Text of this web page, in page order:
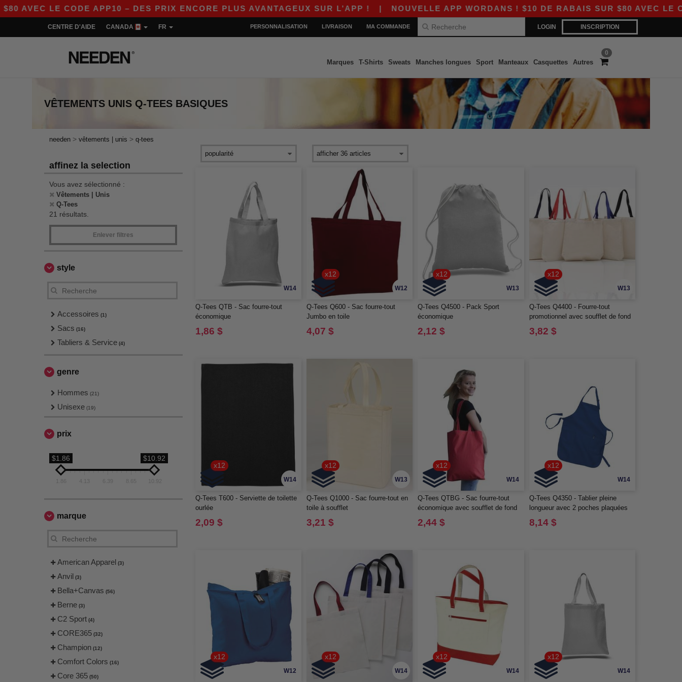
LE CODE APP10 – DES PRIX ENCORE PLUS AVANTAGEUX SUR L’APP !|NOUVELLE APP WORDANS ! $10 DE RABAIS SUR $80 AVEC LE CODE
LOGIN INSCRIPTION
CENTRE D'AIDE CANADA FR PERSONNALISATION LIVRAISON MA COMMANDE
0
Marques T-Shirts Sweats Manches longues Sport Manteaux Casquettes Autres
VÊTEMENTS UNIS Q-TEES BASIQUES
needen > vêtements | unis > q-tees
affinez la selection
Vous avez sélectionné :
Vêtements | Unis
Q-Tees
21 résultats.
Enlever filtres
style
Accessoires (1)
Sacs (16)
Tabliers & Service (4)
genre
Hommes (21)
Unisexe (19)
prix
$1.86 $10.92
4.13 6.39 8.65
marque
American Apparel (3)
Anvil (3)
Bella+Canvas (56)
Berne (3)
C2 Sport (4)
CORE365 (32)
Champion (12)
Comfort Colors (16)
Core 365 (50)
W14
Q-Tees QTB - Sac fourre-tout
économique
1,86 $
W12
x12
Q-Tees Q600 - Sac fourre-tout
Jumbo en toile
4,07 $
W13
x12
Q-Tees Q4500 - Pack Sport
économique
2,12 $
W13
x12
Q-Tees Q4400 - Fourre-tout
promotionnel avec soufflet de fond
et poignées colorées
3,82 $
W14
x12
Q-Tees T600 - Serviette de toilette
ourlée
2,09 $
W13
x12
Q-Tees Q1000 - Sac fourre-tout en
toile à soufflet
3,21 $
W14
x12
Q-Tees QTBG - Sac fourre-tout
économique avec soufflet de fond
2,44 $
W14
x12
Q-Tees Q4350 - Tablier pleine
longueur avec 2 poches plaquées
8,14 $
W12
x12
W14
x12
W14
x12
W14
x12